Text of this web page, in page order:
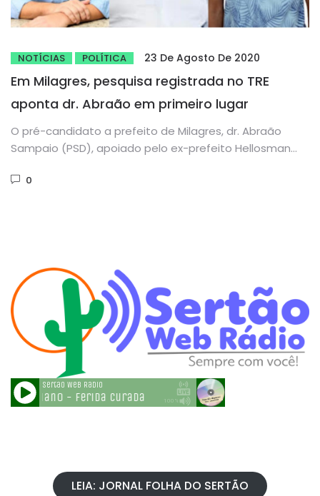
NOTÍCIAS POLÍTICA 23 De Agosto De 2020
Em Milagres, pesquisa registrada no TRE
aponta dr. Abraão em primeiro lugar
O pré-candidato a prefeito de Milagres, dr. Abraão
Sampaio (PSD), apoiado pelo ex-prefeito Hellosman
0
LEIA: JORNAL FOLHA DO SERTÃO